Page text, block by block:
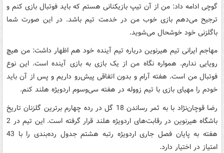
گوچی ادامه داد: من از آن تیپ بازیکنانی هستم که باید فوتبال بازی کنم و
ترجیح می‌دهم بازی خوب من در خدمت تیم باشد. در این صورت شما
باگلزنی خود خوشحال می‌شوید.
مهاجم ایرانی تیم هیرنوین درباره تیم آینده خود هم اظهار داشت: من هیچ
رویایی ندارم. همواره نگاه من از یک بازی به بازی آینده است. این نوع
فوتبال من است. هفته آرام و بدون اتفاقی پیش‌رو داریم و پس از آن باید
خودم را مهیای بازی با تیم زووله در هفته سی‌وسوم اردویژه هلند کنم.
رضا قوچان‌نژاد با به ثمر رساندن 18 گل در رده چهارم برترین گلزنان تاریخ
باشگاه هیرنوین در رقابت‌های اردویژه هلند قرار گرفته است. این تیم در 2
هفته به پایان فصل جاری اردویژه رتبه هشتم جدول رده‌بندی را با 43
امتیاز در اختیار دارد.